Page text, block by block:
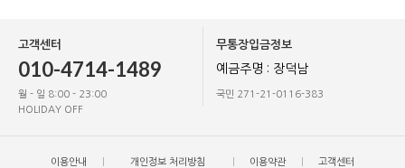
고객센터
010-4714-1489
월 - 일 8:00 - 23:00
HOLIDAY OFF
무통장입금정보
예금주명 : 장덕남
국민 271-21-0116-383
이용안내 개인정보 처리방침 이용약관 고객센터